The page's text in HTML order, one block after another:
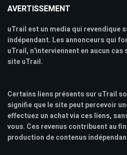
AVERTISSEMENT
uTrail est un media qui revendique
indépendant. Les annonceurs qui
uTrail, n'interviennent en aucun
site uTrail.
Certains liens présents sur uTrail
signifie que le site peut percevoir
effectuez un achat via ces liens,
vous. Ces revenus contribuent au
production de contenus